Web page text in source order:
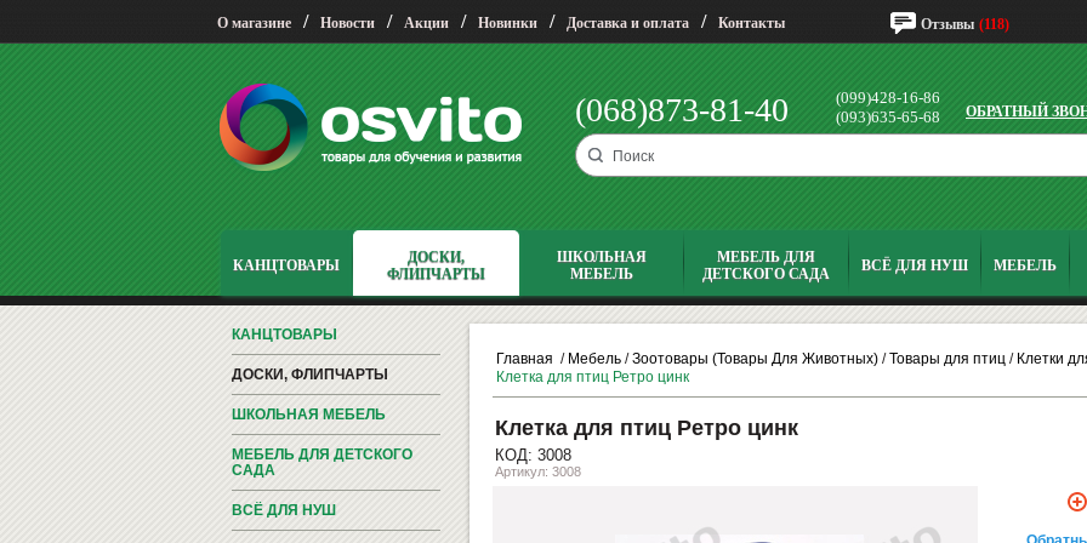
О магазине / Новости / Акции / Новинки / Доставка и оплата / Контакты Отзывы (118)
(068)873-81-40
(099)428-16-86
(093)635-65-68
ОБРАТНЫЙ
КАНЦТОВАРЫ
ДОСКИ,
ФЛИПЧАРТЫ
ШКОЛЬНАЯ
МЕБЕЛЬ
МЕБЕЛЬ ДЛЯ
ДЕТСКОГО САДА
ВСЁ ДЛЯ НУШ МЕБЕЛЬ
КАНЦТОВАРЫ
ДОСКИ, ФЛИПЧАРТЫ
ШКОЛЬНАЯ МЕБЕЛЬ
МЕБЕЛЬ ДЛЯ ДЕТСКОГО
САДА
ВСЁ ДЛЯ НУШ
Главная / Мебель /Зоотовары (Товары Для Животных) /Товары для птиц / Клетки
Клетка для птиц Ретро цинк
Клетка для птиц Ретро цинк
КОД: 3008
Артикул: 3008